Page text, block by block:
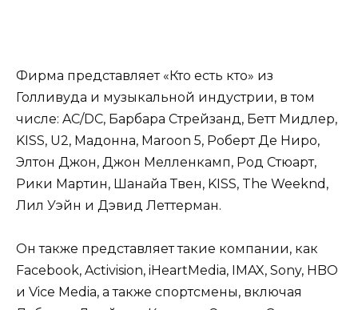
Фирма представляет «Кто есть кто» из
Голливуда и музыкальной индустрии, в том
числе: AC/DC, Барбара Стрейзанд, Бетт Мидлер,
KISS, U2, Мадонна, Maroon 5, Роберт Де Ниро,
Элтон Джон, Джон Мелленкамп, Род Стюарт,
Рики Мартин, Шанайа Твен, KISS, The Weeknd,
Лил Уэйн и Дэвид Леттерман.
Он также представляет такие компании, как
Facebook, Activision, iHeartMedia, IMAX, Sony, HBO
и Vice Media, а также спортсмены, включая